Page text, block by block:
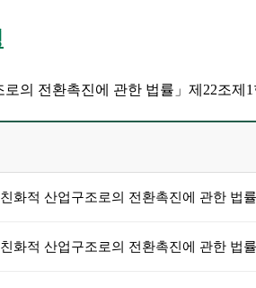
로의 전환촉진에 관한 법률」제22조제
화적 산업구조로의 전환촉진에 관한 법률
화적 산업구조로의 전환촉진에 관한 법